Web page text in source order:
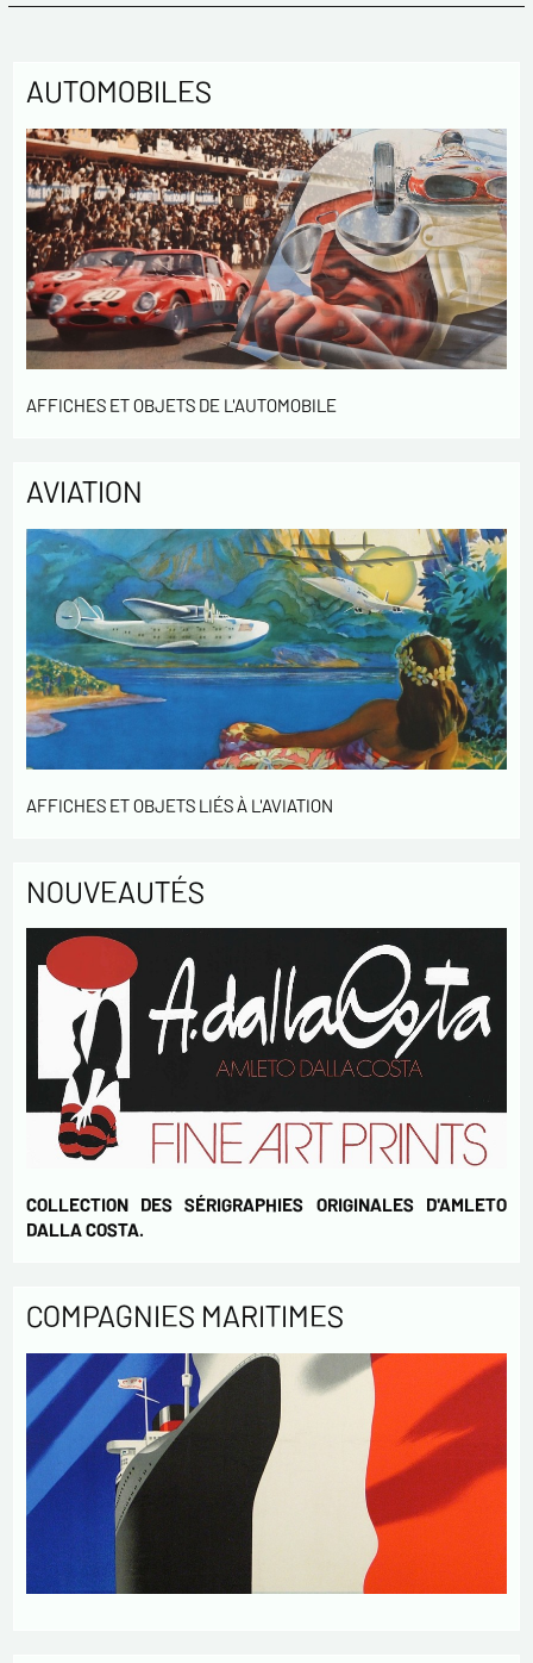
AUTOMOBILES
AFFICHES ET OBJETS DE L'AUTOMOBILE
AVIATION
AFFICHES ET OBJETS LIÉS À L'AVIATION
NOUVEAUTÉS
COLLECTION DES SÉRIGRAPHIES ORIGINALES D'AMLETO
DALLA COSTA.
COMPAGNIES MARITIMES